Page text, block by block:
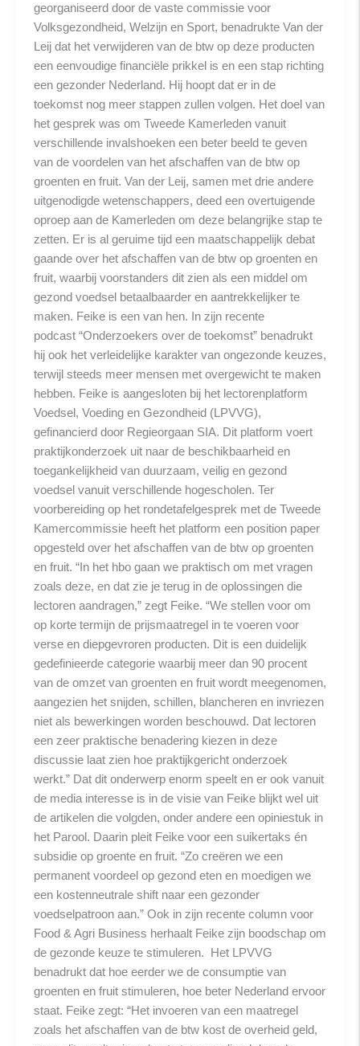
georganiseerd door de vaste commissie voor
Volksgezondheid, Welzijn en Sport, benadrukte Van der
Leij dat het verwijderen van de btw op deze producten
een eenvoudige financiële prikkel is en een stap richting
een gezonder Nederland. Hij hoopt dat er in de
toekomst nog meer stappen zullen volgen. Het doel van
het gesprek was om Tweede Kamerleden vanuit
verschillende invalshoeken een beter beeld te geven
van de voordelen van het afschaffen van de btw op
groenten en fruit. Van der Leij, samen met drie andere
uitgenodigde wetenschappers, deed een overtuigende
oproep aan de Kamerleden om deze belangrijke stap te
zetten. Er is al geruime tijd een maatschappelijk debat
gaande over het afschaffen van de btw op groenten en
fruit, waarbij voorstanders dit zien als een middel om
gezond voedsel betaalbaarder en aantrekkelijker te
maken. Feike is een van hen. In zijn recente
podcast “Onderzoekers over de toekomst” benadrukt
hij ook het verleidelijke karakter van ongezonde keuzes,
terwijl steeds meer mensen met overgewicht te maken
hebben. Feike is aangesloten bij het lectorenplatform
Voedsel, Voeding en Gezondheid (LPVVG),
gefinancierd door Regieorgaan SIA. Dit platform voert
praktijkonderzoek uit naar de beschikbaarheid en
toegankelijkheid van duurzaam, veilig en gezond
voedsel vanuit verschillende hogescholen. Ter
voorbereiding op het rondetafelgesprek met de Tweede
Kamercommissie heeft het platform een position paper
opgesteld over het afschaffen van de btw op groenten
en fruit. “In het hbo gaan we praktisch om met vragen
zoals deze, en dat zie je terug in de oplossingen die
lectoren aandragen,” zegt Feike. “We stellen voor om
op korte termijn de prijsmaatregel in te voeren voor
verse en diepgevroren producten. Dit is een duidelijk
gedefinieerde categorie waarbij meer dan 90 procent
van de omzet van groenten en fruit wordt meegenomen,
aangezien het snijden, schillen, blancheren en invriezen
niet als bewerkingen worden beschouwd. Dat lectoren
een zeer praktische benadering kiezen in deze
discussie laat zien hoe praktijkgericht onderzoek
werkt.” Dat dit onderwerp enorm speelt en er ook vanuit
de media interesse is in de visie van Feike blijkt wel uit
de artikelen die volgden, onder andere een opiniestuk in
het Parool. Daarin pleit Feike voor een suikertaks én
subsidie op groente en fruit. “Zo creëren we een
permanent voordeel op gezond eten en moedigen we
een kostenneutrale shift naar een gezonder
voedselpatroon aan.” Ook in zijn recente column voor
Food & Agri Business herhaalt Feike zijn boodschap om
de gezonde keuze te stimuleren. Het LPVVG
benadrukt dat hoe eerder we de consumptie van
groenten en fruit stimuleren, hoe beter Nederland ervoor
staat. Feike zegt: “Het invoeren van een maatregel
zoals het afschaffen van de btw kost de overheid geld,